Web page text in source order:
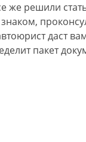
же решили
даст
пакет